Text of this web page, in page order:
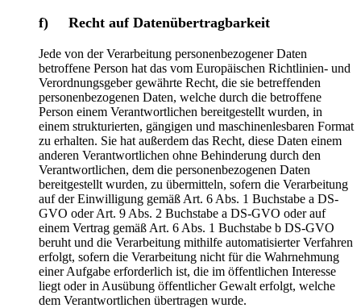
f) Recht auf Datenübertragbarkeit
Jede von der Verarbeitung personenbezogener Daten
betroffene Person hat das vom Europäischen Richtlinien- und
Verordnungsgeber gewährte Recht, die sie betreffenden
personenbezogenen Daten, welche durch die betroffene
Person einem Verantwortlichen bereitgestellt wurden, in
einem strukturierten, gängigen und maschinenlesbaren Format
zu erhalten. Sie hat außerdem das Recht, diese Daten einem
anderen Verantwortlichen ohne Behinderung durch den
Verantwortlichen, dem die personenbezogenen Daten
bereitgestellt wurden, zu übermitteln, sofern die Verarbeitung
auf der Einwilligung gemäß Art. 6 Abs. 1 Buchstabe a DS-
GVO oder Art. 9 Abs. 2 Buchstabe a DS-GVO oder auf
einem Vertrag gemäß Art. 6 Abs. 1 Buchstabe b DS-GVO
beruht und die Verarbeitung mithilfe automatisierter Verfahren
erfolgt, sofern die Verarbeitung nicht für die Wahrnehmung
einer Aufgabe erforderlich ist, die im öffentlichen Interesse
liegt oder in Ausübung öffentlicher Gewalt erfolgt, welche
dem Verantwortlichen übertragen wurde.